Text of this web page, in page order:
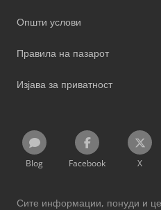
Општи услови
Правила на пазарот
Изјава за приватност
Blog Facebook X
Сите информации, понуди и